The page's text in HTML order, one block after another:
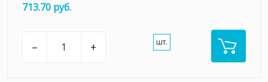
713.70 руб.
– + шт.